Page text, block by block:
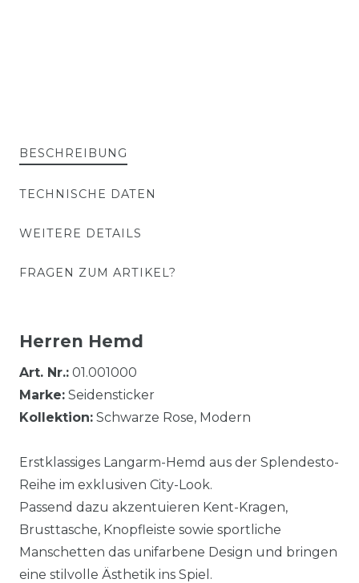
BESCHREIBUNG
TECHNISCHE DATEN
WEITERE DETAILS
FRAGEN ZUM ARTIKEL?
Herren Hemd
Art. Nr.: 01.001000
Marke: Seidensticker
Kollektion: Schwarze Rose, Modern
Erstklassiges Langarm-Hemd aus der Splendesto-
Reihe im exklusiven City-Look.
Passend dazu akzentuieren Kent-Kragen,
Brusttasche, Knopfleiste sowie sportliche
Manschetten das unifarbene Design und bringen
eine stilvolle Ästhetik ins Spiel.